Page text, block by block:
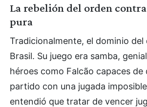
La rebelión del orden
pura
Tradicionalmente, el dominio
Brasil. Su juego era samba,
héroes como Falcão capaces de
partido con una jugada
entendió que tratar de vencer